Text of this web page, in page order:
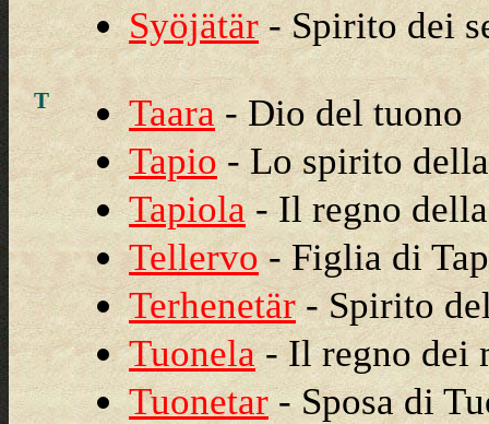
Syöjätär- Spirito dei
T Taara - Dio del tuono
Tapio- Lo spirito
Tapiola- Il regno
Tellervo- Figlia di
Terhenetär- Spirito
Tuonela- Il regno dei
Tuonetar- Sposa di